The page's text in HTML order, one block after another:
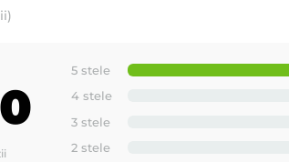
5 stele
4 stele
3 stele
2 stele